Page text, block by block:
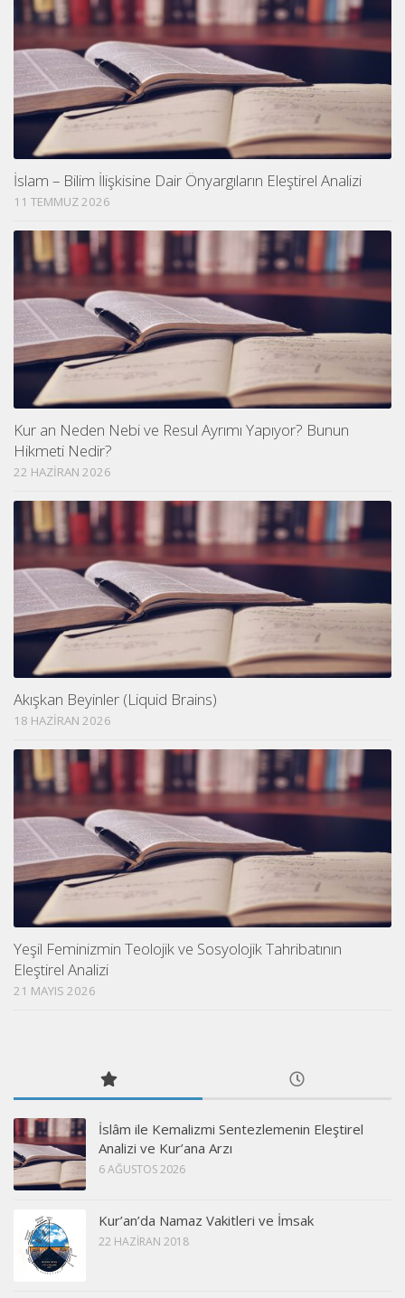
İslam – Bilim İlişkisine Dair Önyargıların Eleştirel Analizi
11 TEMMUZ 2026
Kur an Neden Nebi ve Resul Ayrımı Yapıyor? Bunun
Hikmeti Nedir?
22 HAZIRAN 2026
Akışkan Beyinler (Liquid Brains)
18 HAZIRAN 2026
Yeşil Feminizmin Teolojik ve Sosyolojik Tahribatının
Eleştirel Analizi
21 MAYIS 2026
İslâm ile Kemalizmi Sentezlemenin Eleştirel
Analizi ve Kur’ana Arzı
6 AĞUSTOS 2026
Kur’an’da Namaz Vakitleri ve İmsak
22 HAZIRAN 2018